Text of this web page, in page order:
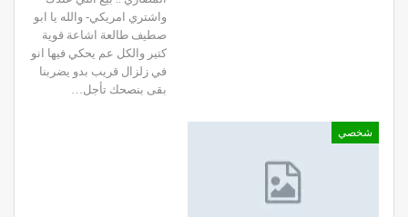
واشتري امريكي- والله يا ابو
صطيف طالعة اشاعة قوية
كتير والكل عم يحكي فيها انو
في زلزال قريب بدو يضربنا
بقى بنصحك تأجل…
شخصي